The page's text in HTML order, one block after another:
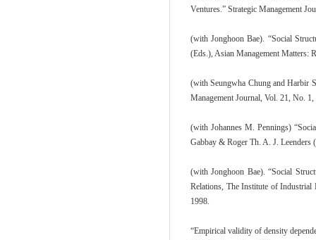
Ventures.” Strategic Management
(with Jonghoon Bae). “Social
(Eds.), Asian Management Matters:
(with Seungwha Chung and Harbir
Management Journal, Vol. 21, No.
(with Johannes M. Pennings)
Gabbay & Roger Th. A. J.
(with Jonghoon Bae). “Social
Relations, The Institute of Industrial
1998.
“Empirical validity of density